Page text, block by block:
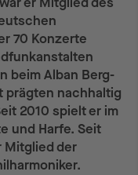
70 Konzerte
beim Alban Berg-
prägten nachhaltig
2010 spielt er im
und Harfe. Seit
Mitglied der